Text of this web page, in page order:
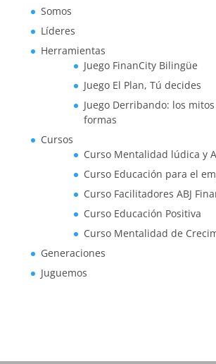
Somos
Líderes
Herramientas
Juego FinanCity Bilingüe
Juego El Plan, Tú decides
Juego Derribando: los
formas
Cursos
Curso Mentalidad lúdica y
Curso Educación para el
Curso Facilitadores ABJ
Curso Educación Positiva
Curso Mentalidad de
Generaciones
Juguemos